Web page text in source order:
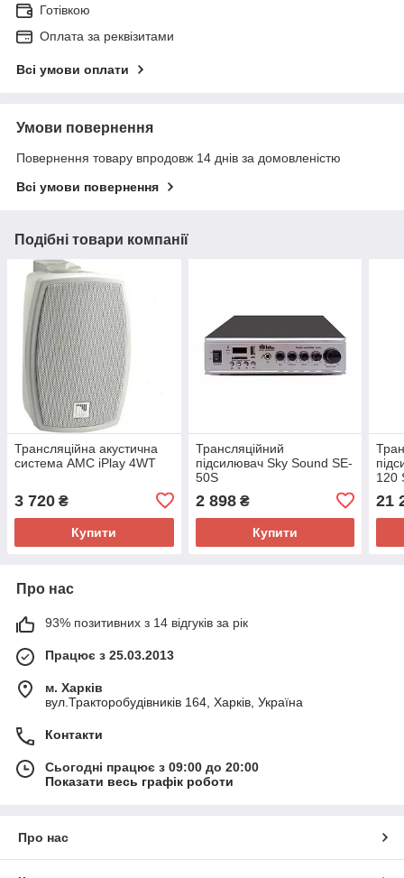
Готівкою
Оплата за реквізитами
Всі умови оплати
Умови повернення
Повернення товару впродовж 14 днів за домовленістю
Всі умови повернення
Подібні товари компанії
Трансляційна акустична
система AMC iPlay 4WT
3 720 ₴
Купити
Трансляційний
підсилювач Sky Sound SE-
50S
2 898₴
Купити
120
21
Про нас
93% позитивних з 14 відгуків за рік
Працює з 25.03.2013
м. Харків
вул.Тракторобудівників 164, Харків, Україна
Контакти
Сьогодні працює з 09:00 до 20:00
Показати весь графік роботи
Про нас